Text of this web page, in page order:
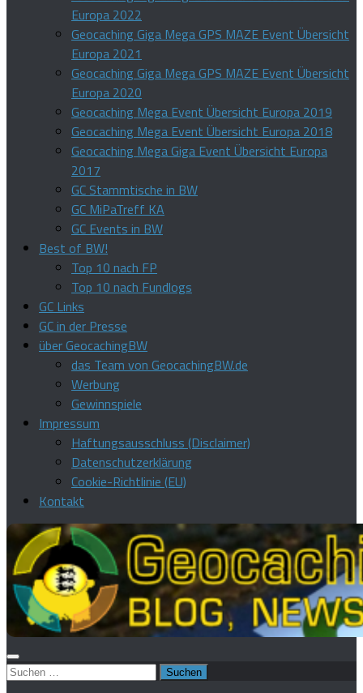
Europa 2022
Geocaching Giga Mega GPS MAZE Event Übersicht
Europa 2021
Geocaching Giga Mega GPS MAZE Event Übersicht
Europa 2020
Geocaching Mega Event Übersicht Europa 2019
Geocaching Mega Event Übersicht Europa 2018
Geocaching Mega Giga Event Übersicht Europa
2017
GC Stammtische in BW
GC MiPaTreff KA
GC Events in BW
Best of BW!
Top 10 nach FP
Top 10 nach Fundlogs
GC Links
GC in der Presse
über GeocachingBW
das Team von GeocachingBW.de
Werbung
Gewinnspiele
Impressum
Haftungsausschluss (Disclaimer)
Datenschutzerklärung
Cookie-Richtlinie (EU)
Kontakt
Suchen